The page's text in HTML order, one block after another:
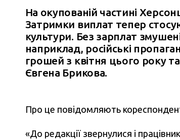
На окупованій частині
Затримки виплат тепер
культури. Без зарплат
наприклад, російські
грошей з квітня цього року
Євгена Брикова.
Про це повідомляють
«До редакції звернулися і